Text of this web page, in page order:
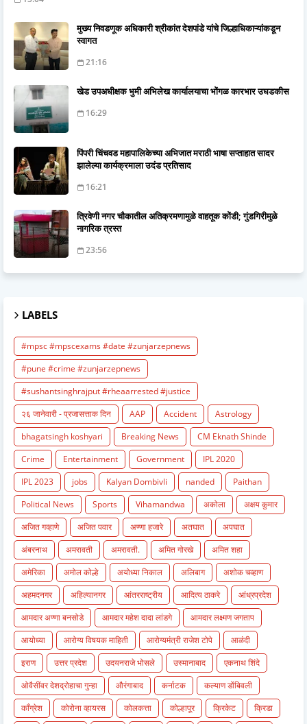
मुख्य निवडणूक अधिकारी श्रीकांत देशपांडे यांचे जिल्हाधिकाऱ्यांकडून
स्वागत
21:16
खेड उपअधीक्षक भुमी अभिलेख कार्यालयाचा भोंगळ कारभार उघडकीस
16:29
पिंपरी चिंचवड महापालिकेच्या अभिजात मराठी भाषा सप्ताहात सादर
झालेल्या कार्यक्रमाला उदंड प्रतिसाद
16:21
त्रिवेणी नगर चौकातील अतिक्रमणामुळे वाहतूक कोंडी; गुंडगिरीमुळे
नागरिक त्रस्त
23:56
LABELS
#mpsc #mpscexams #date #zunjarzepnews
#pune #crime #zunjarzepnews
#sushantsinghrajput #rheaarrested #justice
२६ जानेवारी - प्रजासत्ताक दिन
AAP Accident
Astrology
bhagatsingh koshyari
Breaking News
CM Eknath Shinde
Crime
Entertainment Government
IPL 2020
IPL 2023
jobs Kalyan Dombivli nanded
Paithan
Political News
Sports Vihamandwa अकोला
अक्षय कुमार
अजित गव्हाणे
अजित पवार अण्णा हजारे अतघात
अपघात
अंबरनाथ
अमरावती अमरावती. अमित गोरखे
अमित शहा
अमेरिका
अमोल कोल्हे अयोध्या निकाल अलिबाग
अशोक चव्हाण
अहमदनगर
अहिल्यानगर आंतरराष्ट्रीय आदित्य ठाकरे
आंध्रप्रदेश
आमदार अण्णा बनसोडे
आमदार महेश दादा लांडगे
आमदार लक्ष्मण जगताप
आयोध्या
आरोग्य विषयक माहिती आरोग्यमंत्री राजेश टोपे
आळंदी
इराण
उत्तर प्रदेश उदयनराजे भोसले उस्मानाबाद
एकनाथ शिंदे
ओवैसींवर देशद्रोहाचा गुन्हा
औरंगाबाद कर्नाटक
कल्याण डोंबिवली
काँग्रेश
कोरोना व्हायरस कोलकत्ता कोल्हापूर क्रिकेट
क्रिडा